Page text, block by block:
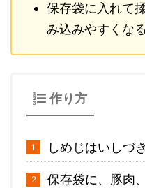
保存袋に入れて
み込みやすくなる
作り方
しめじはいしづ
保存袋に、豚肉